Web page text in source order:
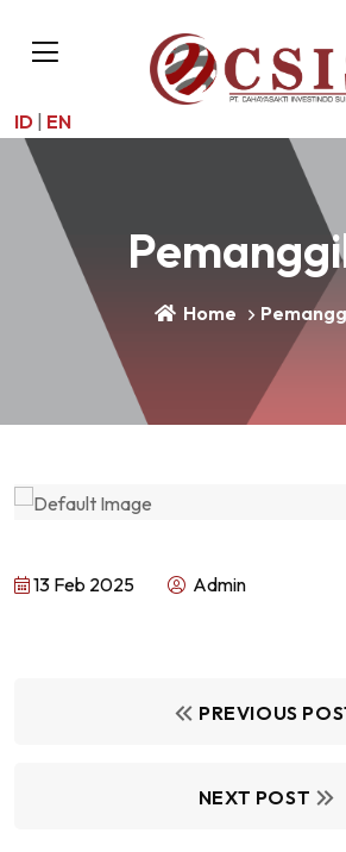
ID EN
Home
13 Feb 2025 Admin
PREVIOUS
NEXT POST